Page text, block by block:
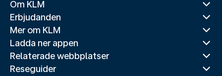
Om KLM
Erbjudanden
Mer om KLM
Ladda ner appen
Relaterade webbplatser
Reseguider